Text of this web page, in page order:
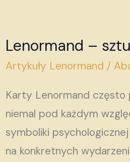
Lenormand –
Artykuły Lenormand /
Karty Lenormand często
niemal pod każdym
symboliki
na konkretnych
Lenormand
–
dostrzegania
codzienności